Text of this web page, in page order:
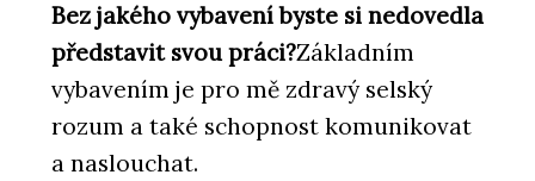
Bez jakého vybavení byste si nedovedla
představit svou práci?Základním
vybavením je pro mě zdravý selský
rozum a také schopnost komunikovat
a naslouchat.